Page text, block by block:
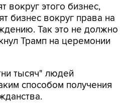
вокруг этого бизнес,
бизнес вокруг права на
Так это не должно
Трамп на церемонии
тысяч" людей
способом получения